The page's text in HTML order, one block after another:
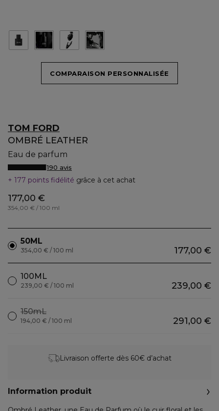
COMPARAISON PERSONNALISÉE
TOM FORD
OMBRÉ LEATHER
Eau de parfum
190 avis
177 points fidélité grâce à cet achat
177,00 €
354,00 € / 100 ml
50ML
177,00 €
354,00 € / 100 ml
100ML
239,00 €
239,00 € / 100 ml
150mL
291,00 €
194,00 € / 100 ml
Livraison offerte dès 60€ d’achat
Information produit